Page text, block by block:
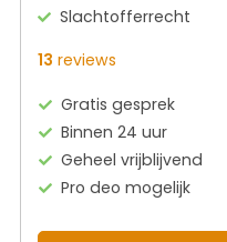
Slachtofferrecht
13 reviews
Gratis gesprek
Binnen 24 uur
Geheel vrijblijvend
Pro deo mogelijk